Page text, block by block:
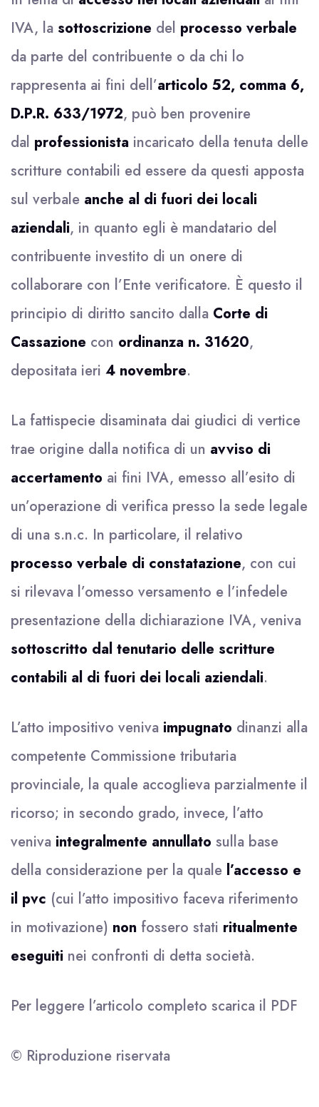
IVA, la sottoscrizione del processo verbale
da parte del contribuente o da chi lo
rappresenta ai fini dell’articolo 52, comma 6,
D.P.R. 633/1972, può ben provenire
dal professionista incaricato della tenuta delle
scritture contabili ed essere da questi apposta
sul verbale anche al di fuori dei locali
aziendali, in quanto egli è mandatario del
contribuente investito di un onere di
collaborare con l’Ente verificatore. È questo il
principio di diritto sancito dalla Corte di
Cassazione con ordinanza n. 31620,
depositata ieri 4 novembre.
La fattispecie disaminata dai giudici di vertice
trae origine dalla notifica di un avviso di
accertamento ai fini IVA, emesso all’esito di
un’operazione di verifica presso la sede legale
di una s.n.c. In particolare, il relativo
processo verbale di constatazione, con cui
si rilevava l’omesso versamento e l’infedele
presentazione della dichiarazione IVA, veniva
sottoscritto dal tenutario delle scritture
contabili al di fuori dei locali aziendali.
L’atto impositivo veniva impugnato dinanzi alla
competente Commissione tributaria
provinciale, la quale accoglieva parzialmente il
ricorso; in secondo grado, invece, l’atto
veniva integralmente annullato sulla base
della considerazione per la quale l’accesso e
il pvc (cui l’atto impositivo faceva riferimento
in motivazione) non fossero stati ritualmente
eseguiti nei confronti di detta società.
Per leggere l’articolo completo scarica il PDF
© Riproduzione riservata